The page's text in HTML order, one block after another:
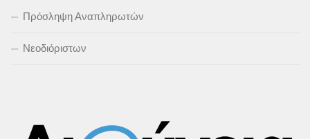
Πρόσληψη Αναπληρωτών
Νεοδιόριστων